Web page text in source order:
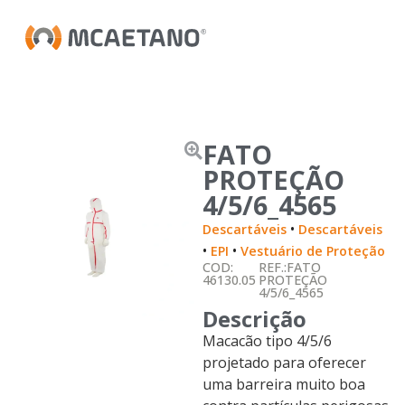
FATO
PROTEÇÃO
4/5/6_4565
Descartáveis • Descartáveis
• EPI • Vestuário de Proteção
COD:
46130.05
REF.:FATO
PROTEÇÃO
4/5/6_4565
Descrição
Macacão tipo 4/5/6
projetado para oferecer
uma barreira muito boa